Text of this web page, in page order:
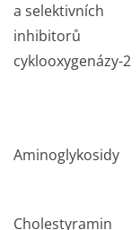
a selektivních
inhibitorů
cyklooxygenázy-2
Aminoglykosidy
Cholestyramin